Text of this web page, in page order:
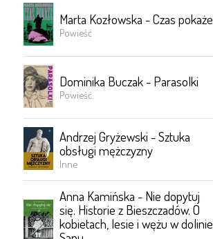
Marta Kozłowska - Czas pokaże
Powieść
Dominika Buczak - Parasolki
Powieść
Andrzej Gryżewski - Sztuka
obsługi mężczyzny
Inne
Anna Kamińska - Nie dopytuj
się. Historie z Bieszczadów. O
kobietach, lesie i wężu w dolinie